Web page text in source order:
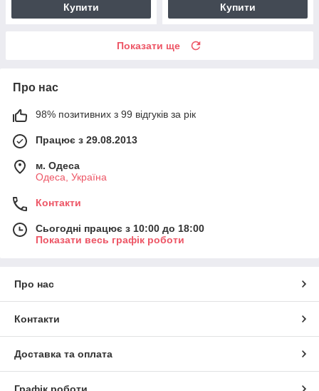
Купити Купити
Показати ще
Про нас
98% позитивних з 99 відгуків за рік
Працює з 29.08.2013
м. Одеса
Одеса, Україна
Контакти
Сьогодні працює з 10:00 до 18:00
Показати весь графік роботи
Про нас
Контакти
Доставка та оплата